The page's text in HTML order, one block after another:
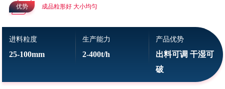
优势 成品粒形好 大小均匀
进料粒度
25-100mm
生产能力
2-400t/h
产品优势
出料可调 干湿可
破